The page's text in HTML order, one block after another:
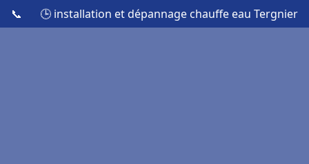
📞 🕒 installation et dépannage chauffe eau Tergnier